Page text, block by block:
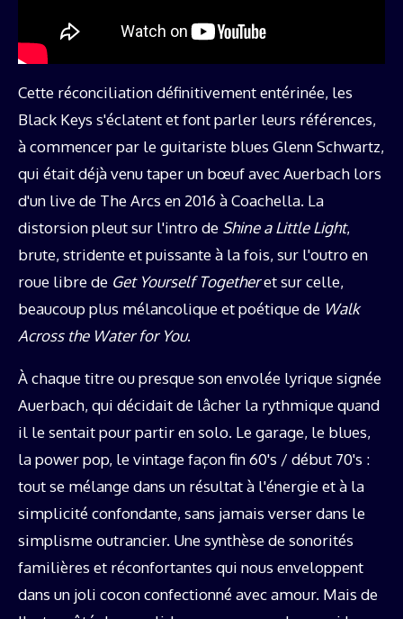
Cette réconciliation définitivement entérinée, les
Black Keys s'éclatent et font parler leurs références,
à commencer par le guitariste blues Glenn Schwartz,
qui était déjà venu taper un bœuf avec Auerbach lors
d'un live de The Arcs en 2016 à Coachella. La
distorsion pleut sur l'intro de Shine a Little Light,
brute, stridente et puissante à la fois, sur l'outro en
roue libre de Get Yourself Togetheret sur celle,
beaucoup plus mélancolique et poétique de Walk
Across the Water for You.
À chaque titre ou presque son envolée lyrique signée
Auerbach, qui décidait de lâcher la rythmique quand
il le sentait pour partir en solo. Le garage, le blues,
la power pop, le vintage façon fin 60's / début 70's :
tout se mélange dans un résultat à l'énergie et à la
simplicité confondante, sans jamais verser dans le
simplisme outrancier. Une synthèse de sonorités
familières et réconfortantes qui nous enveloppent
dans un joli cocon confectionné avec amour. Mais de